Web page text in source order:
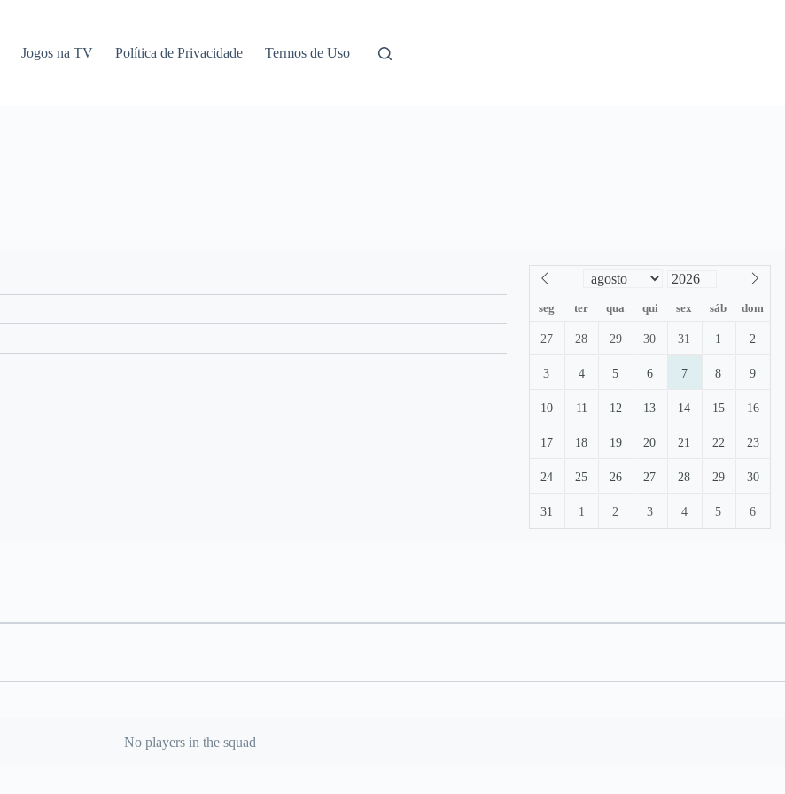
Jogos na TV Política de Privacidade Termos de Uso
seg ter qua qui sex sáb dom
27 28 29 30 31 1 2
3 4 5 6 7 8 9
10 11 12 13 14 15 16
17 18 19 20 21 22 23
24 25 26 27 28 29 30
31 1 2 3 4 5 6
No players in the squad